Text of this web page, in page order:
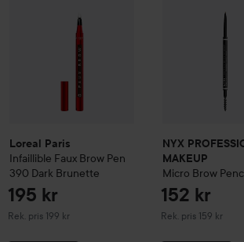
Loreal Paris
Infaillible Faux Brow Pen
390 Dark Brunette
195 kr
Rek. pris 199 kr
Rekommenderat pris 199 kr
NYX
MAKEUP
Micro Brow
152 kr
Rek. pris 159 kr
Rekommenderat